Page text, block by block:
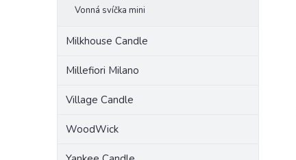
Vonná svíčka mini
Milkhouse Candle
Millefiori Milano
Village Candle
WoodWick